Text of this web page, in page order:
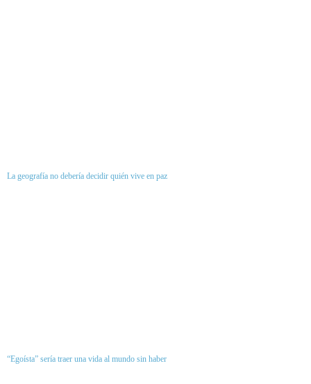
La geografía no debería decidir quién vive en paz
“Egoísta” sería traer una vida al mundo sin haber